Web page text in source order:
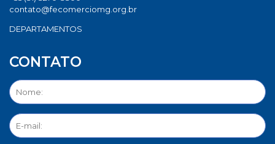
contato@fecomerciomg.org.br
DEPARTAMENTOS
CONTATO